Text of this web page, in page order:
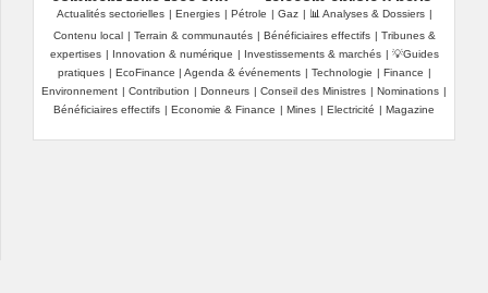
complexités
croissantes de la
cybersécurité
dont le sénégal sous
une même marque
Actualités sectorielles | Energies | Pétrole | Gaz | 📊 Analyses & Dossiers |
Contenu local | Terrain & communautés | Bénéficiaires effectifs | Tribunes &
expertises | Innovation & numérique | Investissements & marchés | 💡Guides
pratiques | EcoFinance | Agenda & événements | Technologie | Finance |
Environnement | Contribution | Donneurs | Conseil des Ministres | Nominations |
Bénéficiaires effectifs | Economie & Finance | Mines | Electricité | Magazine